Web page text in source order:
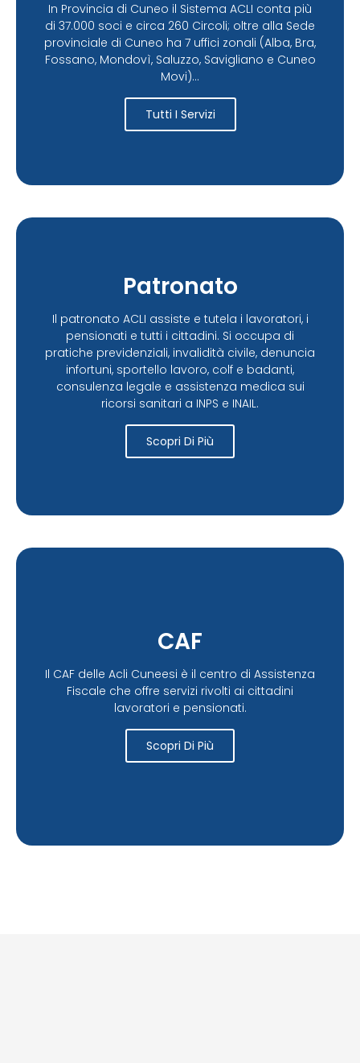
In Provincia di Cuneo il Sistema ACLI conta più
di 37.000 soci e circa 260 Circoli; oltre alla Sede
provinciale di Cuneo ha 7 uffici zonali (Alba, Bra,
Fossano, Mondovì, Saluzzo, Savigliano e Cuneo
Movi)...
Tutti I Servizi
Patronato
Il patronato ACLI assiste e tutela i lavoratori, i
pensionati e tutti i cittadini. Si occupa di
pratiche previdenziali, invalidità civile, denuncia
infortuni, sportello lavoro, colf e badanti,
consulenza legale e assistenza medica sui
ricorsi sanitari a INPS e INAIL.
Scopri Di Più
CAF
Il CAF delle Acli Cuneesi è il centro di Assistenza
Fiscale che offre servizi rivolti ai cittadini
lavoratori e pensionati.
Scopri Di Più